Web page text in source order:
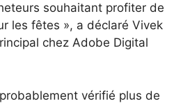
souhaitant profiter de
les fêtes », a déclaré Vivek
chez Adobe Digital
vérifié plus de